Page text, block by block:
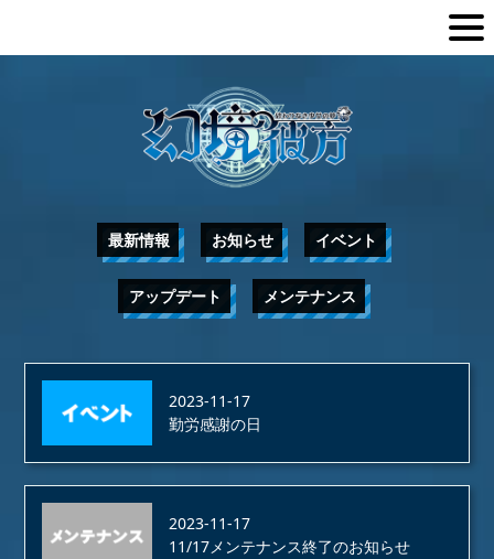
最新情報 お知らせ イベント
アップデート メンテナンス
2023-11-17
勤労感謝の日
2023-11-17
11/17メンテナンス終了のお知らせ